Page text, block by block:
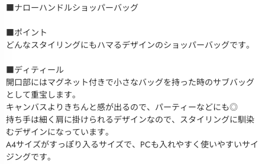
■ナローハンドルショッパーバッグ
■ポイント
どんなスタイリングにもハマるデザインのショッパーバッグです。
■ディティール
開口部にはマグネット付きで小さなバッグを持った時のサブバッグ
として重宝します。
キャンバスよりきちんと感が出るので、パーティーなどにも◎
持ち手は細く肩に掛けられるデザインなので、スタイリングに馴染
むデザインになっています。
A4サイズがすっぽり入るサイズで、PCも入れやすく使いやすいサイ
ジングです。